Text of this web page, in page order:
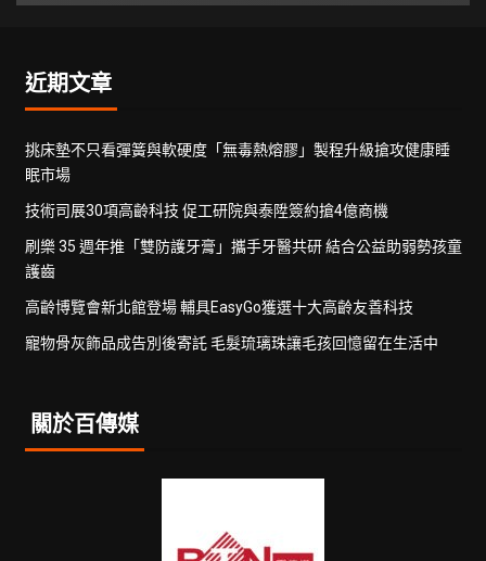
近期文章
挑床墊不只看彈簧與軟硬度「無毒熱熔膠」製程升級搶攻健康睡
眠市場
技術司展30項高齡科技 促工研院與泰陞簽約搶4億商機
刷樂 35 週年推「雙防護牙膏」攜手牙醫共研 結合公益助弱勢孩童
護齒
高齡博覽會新北館登場 輔具EasyGo獲選十大高齡友善科技
寵物骨灰飾品成告別後寄託 毛髮琉璃珠讓毛孩回憶留在生活中
關於百傳媒